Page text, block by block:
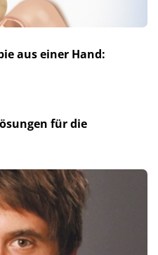
aus einer Hand:
für die